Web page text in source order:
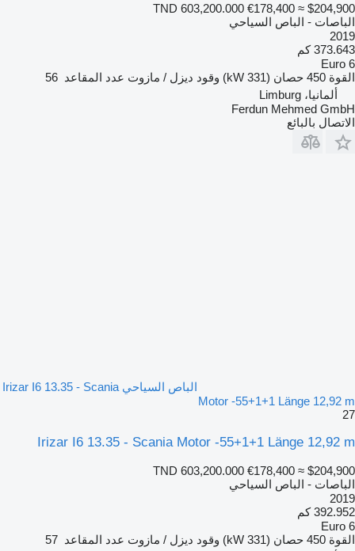
TND 603,200.000 €178,400 ≈ $204,900
الباصات - الباص السياحي
2019
373.643 كم
Euro 6
القوة 450 حصان (331 kW) وقود ديزل / مازوت عدد المقاعد 56
ألمانيا، Limburg
Ferdun Mehmed GmbH
الاتصال بالبائع
الباص السياحي Irizar I6 13.35 - Scania
Motor -55+1+1 Länge 12,92 m
27
Irizar I6 13.35 - Scania Motor -55+1+1 Länge 12,92 m
TND 603,200.000 €178,400 ≈ $204,900
الباصات - الباص السياحي
2019
392.952 كم
Euro 6
القوة 450 حصان (331 kW) وقود ديزل / مازوت عدد المقاعد 57